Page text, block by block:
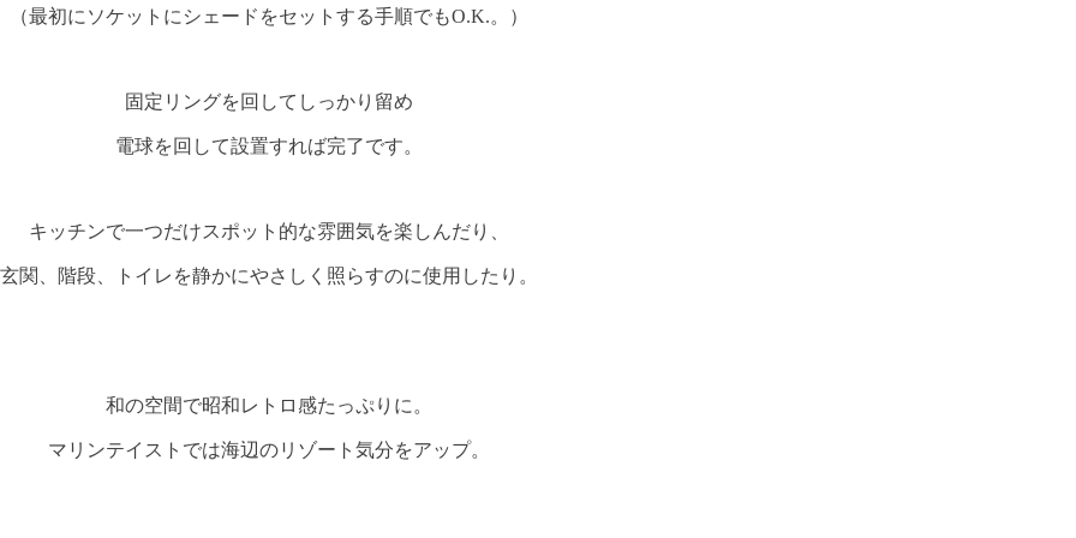
（最初にソケットにシェードをセットする手順でもO.K.。）
固定リングを回してしっかり留め
電球を回して設置すれば完了です。
キッチンで一つだけスポット的な雰囲気を楽しんだり、
玄関、階段、トイレを静かにやさしく照らすのに使用したり。
和の空間で昭和レトロ感たっぷりに。
マリンテイストでは海辺のリゾート気分をアップ。